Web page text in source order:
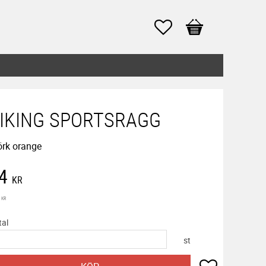
Favoriter
Kundvagn
SPORTSRAGG
orange
pris:
KR
pris:
KR
st